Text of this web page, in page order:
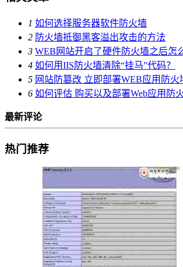
1 如何选择服务器软件防火墙
2 防火墙抵御黑客溢出攻击的方法
3 WEB网站开启了硬件防火墙之后怎
4 如何用IIS防火墙清除“挂马”代码？
5 网站防篡改 立即部署WEB应用防火
6 如何评估 购买以及部署Web应用防火
最新评论
热门推荐